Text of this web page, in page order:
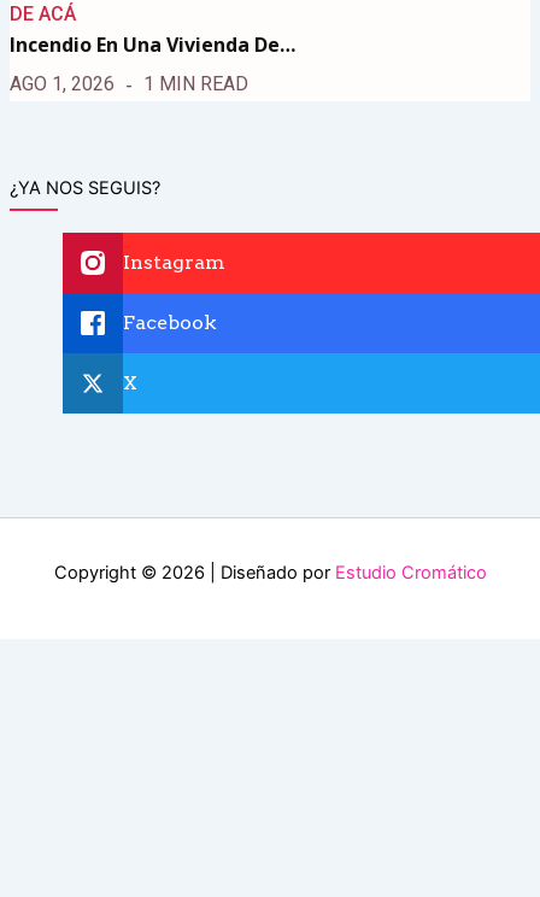
DE ACÁ
Incendio En Una Vivienda De…
AGO 1, 2026 1 MIN READ
¿YA NOS SEGUIS?
Instagram
Facebook
X
Copyright © 2026 | Diseñado por Estudio Cromático